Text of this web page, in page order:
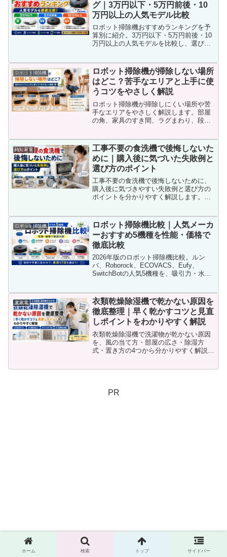
グ｜3万円以下・5万円前後・10
万円以上の人気モデル比較
ロボット掃除機おすすめランキングを予
算別に紹介。3万円以下・5万円前後・10
万円以上の人気モデルを比較し、選び方
ロボット掃除機
ロボット掃除機が掃除しない場所
はどこ？苦手なエリアと上手に使
うコツをやさしく解説
ロボット掃除機が掃除しにくい場所や苦
手なエリアをやさしく解説します。部屋
の角、家具のすき間、ラグまわり、段差
とめました。
時短家電
工事不要の食洗機で後悔しないた
めに｜購入後に気づいた失敗例と
選び方のポイント
工事不要の食洗機で後悔しないために、
購入後に気づきやすい失敗例と選び方の
ポイントを分かりやすく解説します。サ
ってから困らないための確認ポイントが
分かる内容です。
ロボット掃除機
ロボット掃除機比較｜人気メーカ
ーおすすめ5機種を性能・価格で
徹底比較
2026年版のロボット掃除機比較。ルン
バ、Roborock、ECOVACS、Eufy、
SwitchBotの人気5機種を、吸引力・水拭
タイル別におすすめ機種も分かりやすく
紹介します。
夏家電
衣類乾燥除湿機で乾かない原因を
徹底整理｜早く乾かすコツと見直
しポイントをわかりやすく解説
衣類乾燥除湿機で洗濯物が乾かない原因
を、風の当て方・部屋の広さ・除湿方
式・置き方の4つから分かりやすく解説し
PR
ホーム 検索 トップ サイドバー